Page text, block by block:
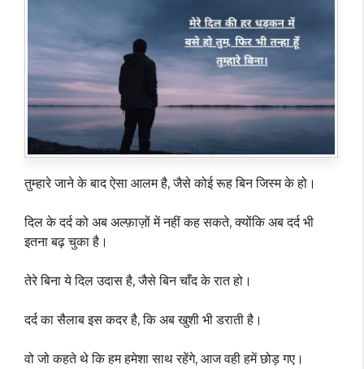
तुम्हारे जाने के बाद ऐसा आलम है, जैसे कोई रूह बिन जिस्म के हो।
दिल के दर्द को अब अल्फ़ाज़ों में नहीं कह सकते, क्योंकि अब दर्द भी
इतना बढ़ चुका है।
तेरे बिना ये दिल उदास है, जैसे बिन चाँद के रात हो।
दर्द का सैलाब इस कदर है, कि अब खुशी भी डराती है।
वो जो कहते थे कि हम हमेशा साथ रहेंगे, आज वही हमें छोड़ गए।